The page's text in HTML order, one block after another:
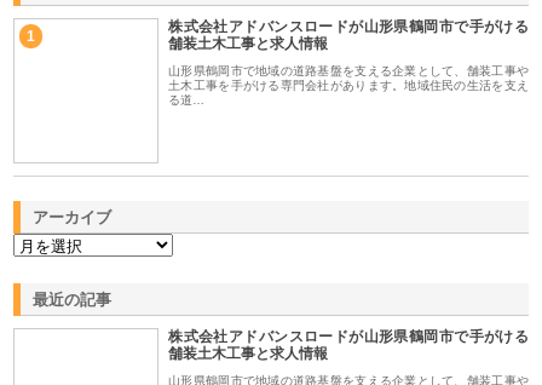
1
株式会社アドバンスロードが山形県鶴岡市で手がける
舗装土木工事と求人情報
山形県鶴岡市で地域の道路基盤を支える企業として、舗装工事や
土木工事を手がける専門会社があります。地域住民の生活を支え
る道…
アーカイブ
最近の記事
株式会社アドバンスロードが山形県鶴岡市で手がける
舗装土木工事と求人情報
山形県鶴岡市で地域の道路基盤を支える企業として、舗装工事や